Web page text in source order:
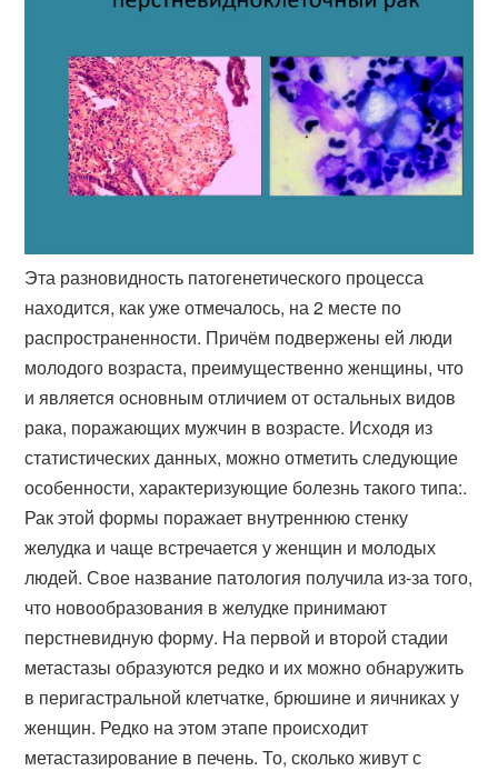
Эта разновидность патогенетического процесса
находится, как уже отмечалось, на 2 месте по
распространенности. Причём подвержены ей люди
молодого возраста, преимущественно женщины, что
и является основным отличием от остальных видов
рака, поражающих мужчин в возрасте. Исходя из
статистических данных, можно отметить следующие
особенности, характеризующие болезнь такого типа:.
Рак этой формы поражает внутреннюю стенку
желудка и чаще встречается у женщин и молодых
людей. Свое название патология получила из-за того,
что новообразования в желудке принимают
перстневидную форму. На первой и второй стадии
метастазы образуются редко и их можно обнаружить
в перигастральной клетчатке, брюшине и яичниках у
женщин. Редко на этом этапе происходит
метастазирование в печень. То, сколько живут с